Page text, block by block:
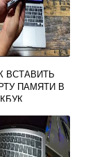
ВСТАВИТЬ
ПАМЯТИ В